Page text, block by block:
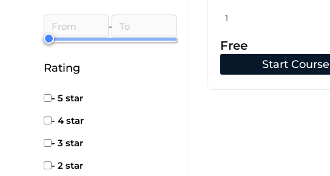
-
Rating
- 5 star
- 4 star
- 3 star
- 2 star
1
Free
Start Course